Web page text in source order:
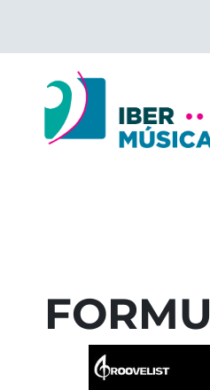
o
conteúdo